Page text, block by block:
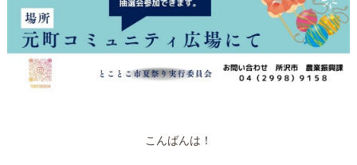
こんばんは！